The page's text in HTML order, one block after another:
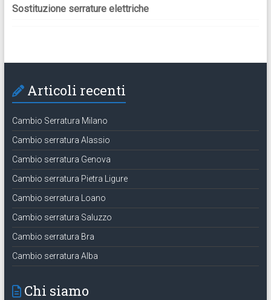
Sostituzione serrature elettriche
Articoli recenti
Cambio Serratura Milano
Cambio serratura Alassio
Cambio serratura Genova
Cambio serratura Pietra Ligure
Cambio serratura Loano
Cambio serratura Saluzzo
Cambio serratura Bra
Cambio serratura Alba
Chi siamo